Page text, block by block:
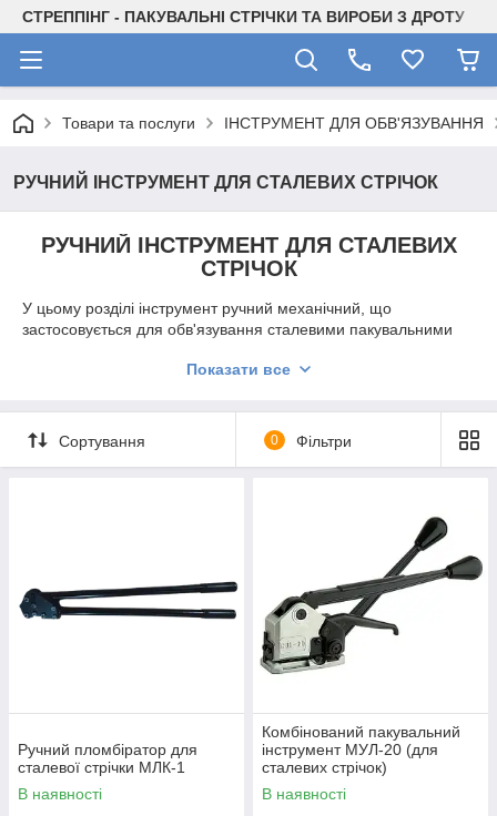
СТРЕППІНГ - ПАКУВАЛЬНІ СТРІЧКИ ТА ВИРОБИ З ДРОТУ
Товари та послуги ІНСТРУМЕНТ ДЛЯ ОБВ'ЯЗУВАННЯ
РУЧНИЙ ІНСТРУМЕНТ ДЛЯ СТАЛЕВИХ СТРІЧОК
РУЧНИЙ ІНСТРУМЕНТ ДЛЯ СТАЛЕВИХ
СТРІЧОК
У цьому розділі інструмент ручний механічний, що
застосовується для обв'язування сталевими пакувальними
замковим і беззамковимз'єднанням.
Варто зауважити, що вироблені в Україні машинки сімейства
МУЛ
є оптимальним вибором за ціною/якості й
експортуються в багато країн світу.
Показати все
Сортування 0 Фільтри
Ручний пломбіратор для
сталевої стрічки МЛК-1
В наявності
Комбінований пакувальний
інструмент МУЛ-20 (для
сталевих стрічок)
В наявності